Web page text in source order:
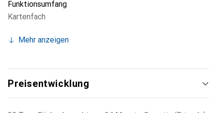
Funktionsumfang
Kartenfach
Mehr anzeigen
Preisentwicklung